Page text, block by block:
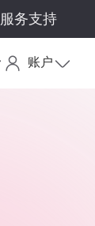
服务支持
账户